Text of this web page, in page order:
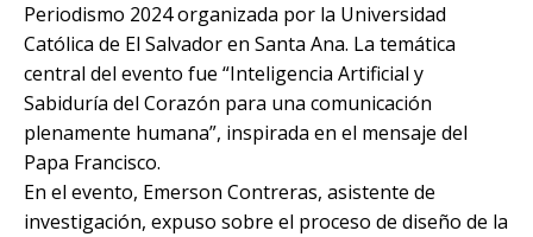
Periodismo 2024 organizada por la Universidad
Católica de El Salvador en Santa Ana. La temática
central del evento fue “Inteligencia Artificial y
Sabiduría del Corazón para una comunicación
plenamente humana”, inspirada en el mensaje del
Papa Francisco.
En el evento, Emerson Contreras, asistente de
investigación, expuso sobre el proceso de diseño de la